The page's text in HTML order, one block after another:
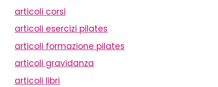
articoli corsi
articoli esercizi pilates
articoli formazione pilates
articoli gravidanza
articoli libri